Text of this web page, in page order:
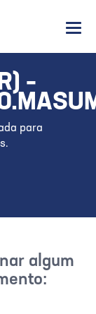
–
para
algum